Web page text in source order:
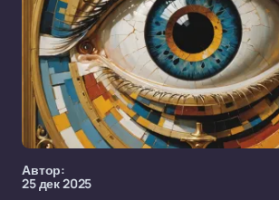
Автор:
25 дек 2025